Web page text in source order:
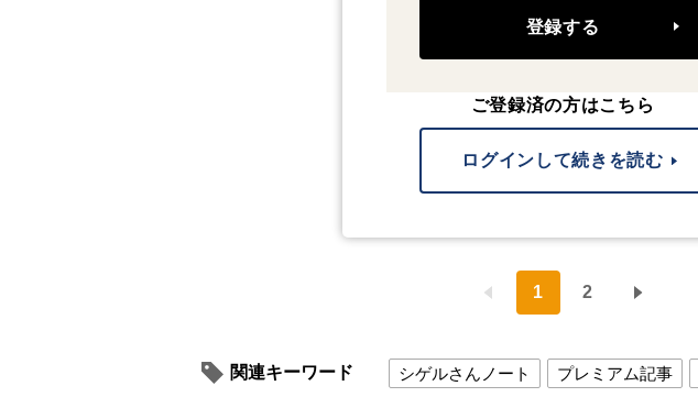
登録する
ご登録済の方はこちら
ログインして続きを読む
1 2
関連キーワード シゲルさんノート プレミアム記事